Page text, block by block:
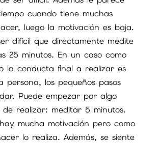
cuando tiene muchas
luego la motivación es baja.
difícil que directamente medite
25 minutos. En un caso como
la conducta final a realizar es
persona, los pequeños pasos
Puede empezar por algo
de realizar: meditar 5 minutos.
mucha motivación pero como
lo realiza. Además, se siente